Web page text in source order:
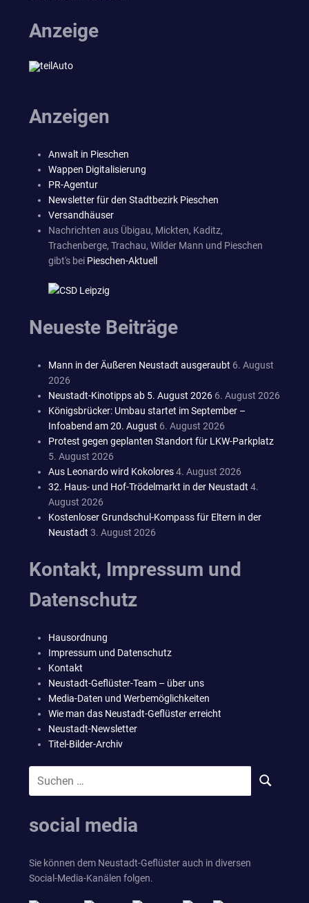
Anzeige
Anzeigen
Anwalt in Pieschen
Wappen Digitalisierung
PR-Agentur
Newsletter für den Stadtbezirk Pieschen
Versandhäuser
Nachrichten aus Übigau, Mickten, Kaditz,
Trachenberge, Trachau, Wilder Mann und Pieschen
gibt's bei Pieschen-Aktuell
Neueste Beiträge
Mann in der Äußeren Neustadt ausgeraubt 6. August
2026
Neustadt-Kinotipps ab 5. August 2026 6. August 2026
Königsbrücker: Umbau startet im September –
Infoabend am 20. August 6. August 2026
Protest gegen geplanten Standort für LKW-Parkplatz
5. August 2026
Aus Leonardo wird Kokolores4. August 2026
32. Haus- und Hof-Trödelmarkt in der Neustadt 4.
August 2026
Kostenloser Grundschul-Kompass für Eltern in der
Neustadt 3. August 2026
Kontakt, Impressum und
Datenschutz
Hausordnung
Impressum und Datenschutz
Kontakt
Neustadt-Geflüster-Team – über uns
Media-Daten und Werbemöglichkeiten
Wie man das Neustadt-Geflüster erreicht
Neustadt-Newsletter
Titel-Bilder-Archiv
nach:
SUCHEN
social media
Sie können dem Neustadt-Geflüster auch in diversen
Social-Media-Kanälen folgen.